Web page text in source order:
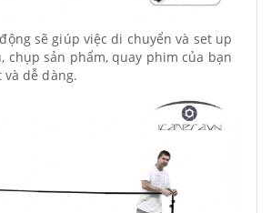
sẽ giúp việc di chuyển và set up
chụp sản phẩm, quay phim của bạn
dễ dàng.